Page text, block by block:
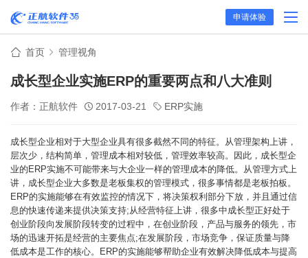
申请体验
首页 管理视角
成长型企业实施ERP的重要两点和八大准则
作者：正航软件 2017-03-21 ERP实施
成长型企业相对于大型企业具有很多截然不同的特征。从管理架构上讲，
层次少，结构简单，管理成本相对较低，管理效率较高。因此，成长型企
业的ERP实施不可能带来与大企业一样的管理成本的降低。从管理方式上
讲，成长型企业大多数是老板集权的管理模式 ，很多事情都是老板拍板。
ERP的实施能够在有效监控的情况下，将决策权利部分下放，并且通过信
息的快速传递来提供决策支持;从经营特征上讲，很多中成长型正好处于
创业阶段向发展阶段转变的过程中，在创业阶段，产品与服务的领先，市
场的迅速开拓是经营的主要焦点;在发展阶段，市场竞争，保证质量与降
低成本是工作的核心。ERP的实施能够帮助企业有效解决降低成本与提高